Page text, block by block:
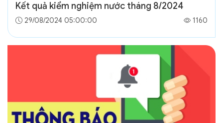
Kết quả kiểm nghiệm nước tháng 8/2024
29/08/2024 05:00:00 1160